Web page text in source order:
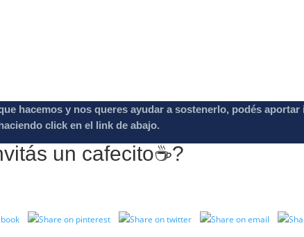
hacemos y nos queres ayudar a sostenerlo, podés
click en el link de abajo.
un cafecito☕️?